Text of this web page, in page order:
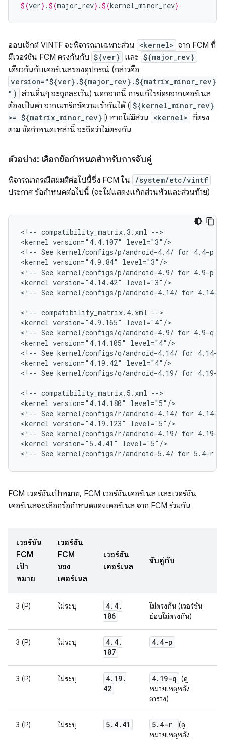
${ver} .${major_rev} .${kernel_minor_rev}
ออบเจ็กต์ VINTF จะพิจารณาเฉพาะส่วน <kernel> จาก FCM ที่
มีเวอร์ชัน FCM ตรงกันกับ ${ver} และ ${major_rev}
เดียวกันกับเคอร์เนลของอุปกรณ์ (กล่าวคือ
version="${ver}.${major_rev}.${matrix_minor_rev}
") ส่วนอื่นๆ จะถูกละเว้น) นอกจากนี้ การแก้ไขย่อยจากเคอร์เนล
ต้องเป็นค่า จากเมทริกซ์ความเข้ากันได้ ( ${kernel_minor_rev}
>= ${matrix_minor_rev} ) หากไม่มีส่วน <kernel> ที่ตรง
ตาม ข้อกำหนดเหล่านี้ จะถือว่าไม่ตรงกัน
ตัวอย่าง: เลือกข้อกำหนดสำหรับการจับคู่
พิจารณากรณีสมมติต่อไปนี้ซึ่ง FCM ใน /system/etc/vintf
ประกาศ ข้อกำหนดต่อไปนี้ (จะไม่แสดงแท็กส่วนหัวและส่วนท้าย)
< !-- compatibility_matrix.3.xml -->
<kernel version="4.4.107" level="3"/>
< !-- See kernel/configs/p/android-4.4/ for 4.4-p
<kernel version="4.9.84" level="3"/>
< !-- See kernel/configs/p/android-4.9/ for 4.9-p
<kernel version="4.14.42" level="3"/>
< !-- See kernel/configs/p/android-4.14/ for 4.14-p
< !-- compatibility_matrix.4.xml -->
<kernel version="4.9.165" level="4"/>
< !-- See kernel/configs/q/android-4.9/ for 4.9-q
<kernel version="4.14.105" level="4"/>
< !-- See kernel/configs/q/android-4.14/ for 4.14-q
<kernel version="4.19.42" level="4"/>
< !-- See kernel/configs/q/android-4.19/ for 4.19-q
< !-- compatibility_matrix.5.xml -->
<kernel version="4.14.180" level="5"/>
< !-- See kernel/configs/r/android-4.14/ for 4.14-r
<kernel version="4.19.123" level="5"/>
< !-- See kernel/configs/r/android-4.19/ for 4.19-r
<kernel version="5.4.41" level="5"/>
< !-- See kernel/configs/r/android-5.4/ for 5.4-r
FCM เวอร์ชันเป้าหมาย, FCM เวอร์ชันเคอร์เนล และเวอร์ชัน
เคอร์เนลจะเลือกข้อกำหนดของเคอร์เนล จาก FCM ร่วมกัน
เวอร์ชัน
FCM
เป้า
หมาย
เวอร์ชัน
FCM
ของ
เคอร์เนล
เวอร์ชัน
เคอร์เนล
จับคู่กับ
3 (P) ไม่ระบุ 4. 4.
106
ไม่ตรงกัน (เวอร์ชัน
ย่อยไม่ตรงกัน)
3 (P) ไม่ระบุ 4. 4.
107
4. 4-p
3 (P) ไม่ระบุ 4. 19.
42
4. 19-q (ดู
หมายเหตุหลัง
ตาราง)
3 (P) ไม่ระบุ 5. 4. 41 5. 4-r
(ดู
หมายเหตุหลัง